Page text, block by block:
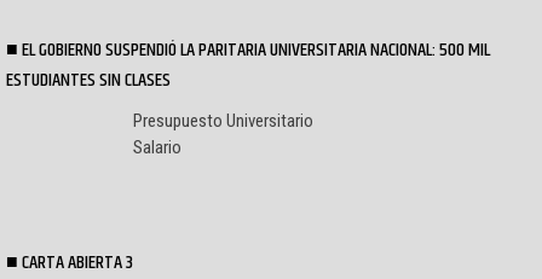
EL GOBIERNO SUSPENDIÓ LA PARITARIA UNIVERSITARIA NACIONAL: 500 MIL
ESTUDIANTES SIN CLASES
Presupuesto Universitario
Salario
CARTA ABIERTA 3